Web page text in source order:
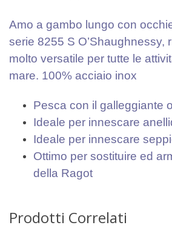
Amo a gambo lungo con
serie 8255 S O’Shaughnessy,
molto versatile per tutte le
mare. 100% acciaio inox
Pesca con il galleggiante
Ideale per innescare
Ideale per innescare
Ottimo per sostituire ed
della Ragot
Prodotti Correlati